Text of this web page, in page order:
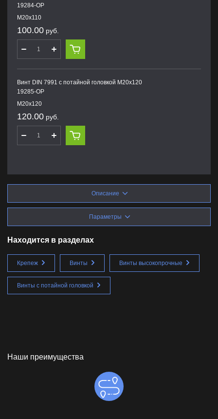
19284-OP
M20х110
100.00 руб.
Винт DIN 7991 с потайной головкой M20х120
19285-OP
M20х120
120.00 руб.
Описание
Параметры
Находится в разделах
Крепеж Винты Винты высокопрочные
Винты с потайной головкой
Наши преимущества